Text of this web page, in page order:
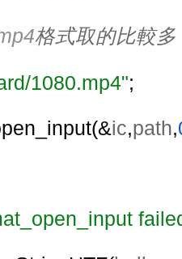
格式取的比較多
1080.mp4";
ic,path,